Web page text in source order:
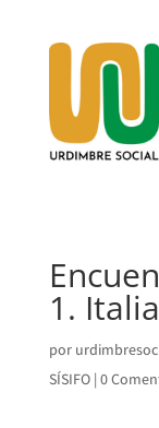
1. Italia
por
SÍSIFO| 0